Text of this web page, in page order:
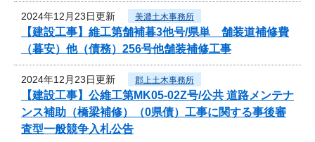
2024年12月23日更新 美濃土木事務所
【建設工事】維工第舗補暮3他号/県単 舗装道補修費
（暮安）他（債務）256号他舗装補修工事
2024年12月23日更新 郡上土木事務所
【建設工事】公維工第MK05-02Z号/公共 道路メンテナ
ンス補助（橋梁補修）（0県債）工事に関する事後審
査型一般競争入札公告